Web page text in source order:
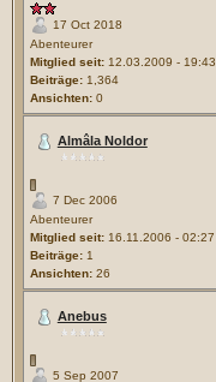
17 Oct 2018
Abenteurer
Mitglied seit:12.03.2009 - 19:43
Beiträge:1,364
Ansichten:0
Almâla Noldor
7 Dec 2006
Abenteurer
Mitglied seit:16.11.2006 - 02:27
Beiträge:1
Ansichten:26
Anebus
5 Sep 2007